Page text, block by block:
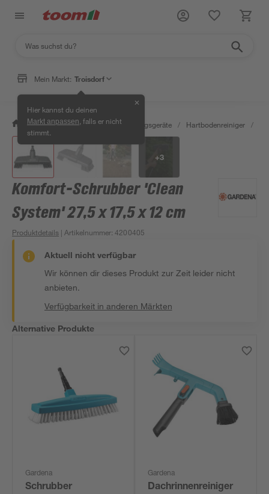
Mein Markt: Troisdorf
Hier kannst du deinen
Markt anpassen , falls er nicht
stimmt.
✕
/ Wohnen & Haushalt / Reinigungsgeräte / Hartbodenreiniger /
+3
Komfort-Schrubber 'Clean
System' 27,5 x 17,5 x 12 cm
Produktdetails | Artikelnummer:4200405
Aktuell nicht verfügbar
Wir können dir dieses Produkt zur Zeit leider nicht
anbieten.
Verfügbarkeit in anderen Märkten
Alternative Produkte
Gardena
Schrubber
Gardena
Dachrinnenreiniger